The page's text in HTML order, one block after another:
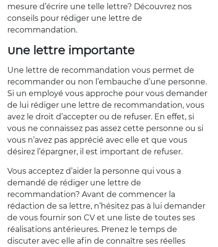
mesure d’écrire une telle lettre? Découvrez nos
conseils pour rédiger une lettre de
recommandation.
Une lettre importante
Une lettre de recommandation vous permet de
recommander ou non l’embauche d’une personne.
Si un employé vous approche pour vous demander
de lui rédiger une lettre de recommandation, vous
avez le droit d’accepter ou de refuser. En effet, si
vous ne connaissez pas assez cette personne ou si
vous n’avez pas apprécié avec elle et que vous
désirez l’épargner, il est important de refuser.
Vous acceptez d’aider la personne qui vous a
demandé de rédiger une lettre de
recommandation? Avant de commencer la
rédaction de sa lettre, n’hésitez pas à lui demander
de vous fournir son CV et une liste de toutes ses
réalisations antérieures. Prenez le temps de
discuter avec elle afin de connaître ses réelles